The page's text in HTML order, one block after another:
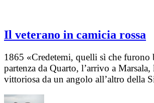
Il veterano in camicia rossa
1865 «Credetemi, quelli sì che furono
partenza da Quarto, l’arrivo a Marsala,
vittoriosa da un angolo all’altro della